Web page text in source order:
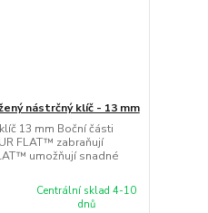
nástrčný klíč - 13 mm
13 mm Boční části
FLAT™ zabraňují
umožňují snadné
Centrální sklad 4-10
dnů